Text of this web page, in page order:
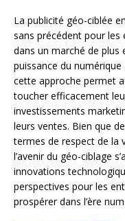
La publicité géo-ciblée
sans précédent pour les
dans un marché de plus
puissance du
cette approche permet
toucher efficacement
investissements
leurs ventes. Bien que
termes de respect de la
l’avenir du géo-ciblage
innovations
perspectives pour les
prospérer dans l’ère